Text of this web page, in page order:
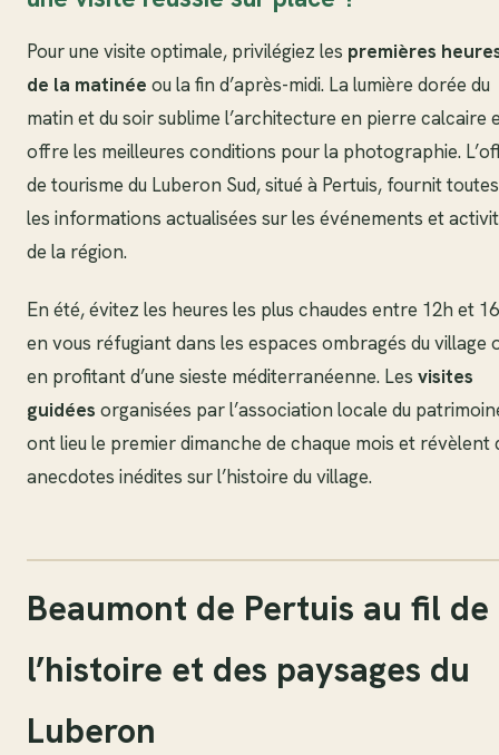
Pour une visite optimale, privilégiez les premières
de la matinée ou la fin d’après-midi. La lumière dorée du
matin et du soir sublime l’architecture en pierre calcaire
offre les meilleures conditions pour la photographie.
de tourisme du Luberon Sud, situé à Pertuis, fournit toutes
les informations actualisées sur les événements et
de la région.
En été, évitez les heures les plus chaudes entre 12h et
en vous réfugiant dans les espaces ombragés du village
en profitant d’une sieste méditerranéenne. Les visites
guidées organisées par l’association locale du
ont lieu le premier dimanche de chaque mois et révèlent
anecdotes inédites sur l’histoire du village.
Beaumont de Pertuis au fil de
l’histoire et des paysages du
Luberon